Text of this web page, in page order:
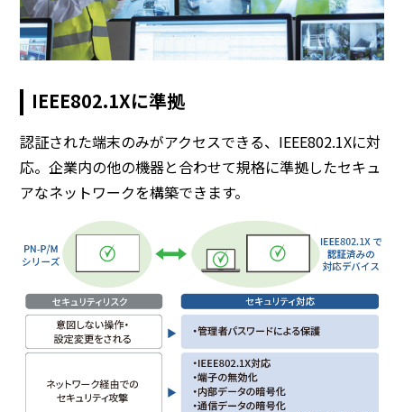
IEEE802.1Xに準拠
認証された端末のみがアクセスできる、IEEE802.1Xに対
応。企業内の他の機器と合わせて規格に準拠したセキュ
アなネットワークを構築できます。